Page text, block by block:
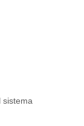
sistema